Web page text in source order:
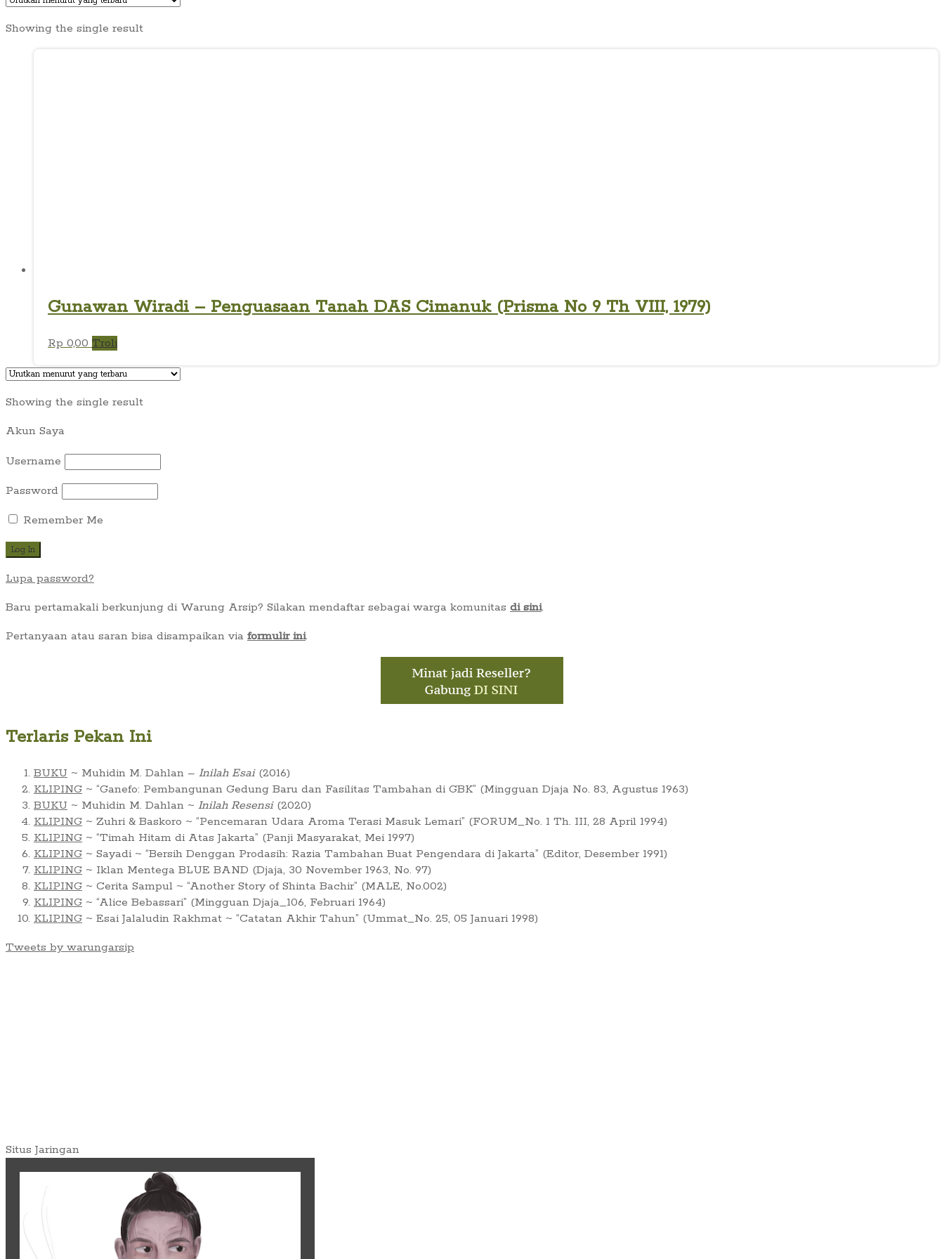
Showing the single result
Gunawan Wiradi – Penguasaan Tanah DAS Cimanuk (Prisma No 9 Th VIII, 1979)
Rp0,00 Troli
Showing the single result
Akun Saya
Username
Password
Remember Me
Lupa password?
Baru pertamakali berkunjung di Warung Arsip? Silakan mendaftar sebagai warga komunitas di sini.
Pertanyaan atau saran bisa disampaikan via formulir ini.
Terlaris Pekan Ini
BUKU ~ Muhidin M. Dahlan – Inilah Esai(2016)
KLIPING ~ “Ganefo: Pembangunan Gedung Baru dan Fasilitas Tambahan di GBK” (Mingguan Djaja No. 83, Agustus 1963)
BUKU ~ Muhidin M. Dahlan ~ Inilah Resensi(2020)
KLIPING ~ Zuhri & Baskoro ~ “Pencemaran Udara Aroma Terasi Masuk Lemari” (FORUM_No. 1 Th. III, 28 April 1994)
KLIPING ~ “Timah Hitam di Atas Jakarta” (Panji Masyarakat, Mei 1997)
KLIPING ~ Sayadi ~ “Bersih Denggan Prodasih: Razia Tambahan Buat Pengendara di Jakarta” (Editor, Desember 1991)
KLIPING ~ Iklan Mentega BLUE BAND (Djaja, 30 November 1963, No. 97)
KLIPING ~ Cerita Sampul ~ “Another Story of Shinta Bachir” (MALE, No.002)
KLIPING ~ “Alice Bebassari” (Mingguan Djaja_106, Februari 1964)
KLIPING ~ Esai Jalaludin Rakhmat ~ “Catatan Akhir Tahun” (Ummat_No. 25, 05 Januari 1998)
Tweets by warungarsip
Situs Jaringan